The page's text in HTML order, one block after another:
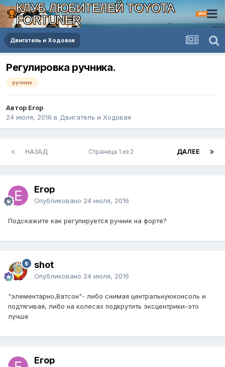
КЛУБ ЛЮБИТЕЛЕЙ TOYOTA
FORTUNER
4X4
Двигатель и Ходовая
Регулировка ручника.
ручник
Автор Егор
24 июля, 2016 в Двигатель и Ходовая
НАЗАД ДАЛЕЕ
Страница 1 из 2
Егор
Опубликовано 24 июля, 2016
Подскажите как регулируется ручник на форте?
shot
Опубликовано 24 июля, 2016
"элементарно,Ватсон"- либо снимая центральнуюконсоль и
подтягивая, либо на колесах подкрутить эксцентрики-это
лучше
Егор